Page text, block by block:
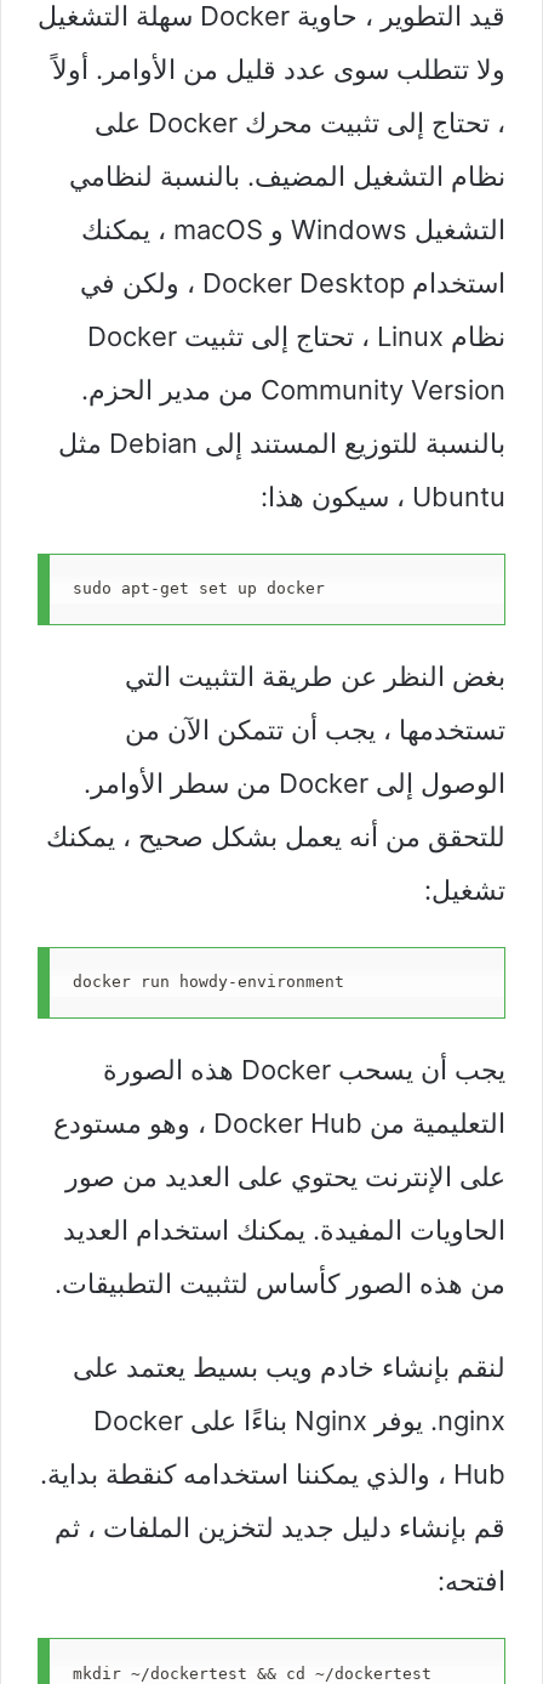
قيد التطوير ، حاوية Docker سهلة التشغيل
ولا تتطلب سوى عدد قليل من الأوامر. أولاً
، تحتاج إلى تثبيت محرك Docker على
نظام التشغيل المضيف. بالنسبة لنظامي
التشغيل Windows و macOS ، يمكنك
استخدام Docker Desktop ، ولكن في
نظام Linux ، تحتاج إلى تثبيت Docker
Community Version من مدير الحزم.
بالنسبة للتوزيع المستند إلى Debian مثل
Ubuntu ، سيكون هذا:
sudo apt-get set up docker
بغض النظر عن طريقة التثبيت التي
تستخدمها ، يجب أن تتمكن الآن من
الوصول إلى Docker من سطر الأوامر.
للتحقق من أنه يعمل بشكل صحيح ، يمكنك
تشغيل:
docker run howdy-environment
يجب أن يسحب Docker هذه الصورة
التعليمية من Docker Hub ، وهو مستودع
على الإنترنت يحتوي على العديد من صور
الحاويات المفيدة. يمكنك استخدام العديد
من هذه الصور كأساس لتثبيت التطبيقات.
لنقم بإنشاء خادم ويب بسيط يعتمد على
nginx. يوفر Nginx بناءًا على Docker
Hub ، والذي يمكننا استخدامه كنقطة بداية.
قم بإنشاء دليل جديد لتخزين الملفات ، ثم
افتحه:
mkdir ~/dockertest && cd ~/dockertest